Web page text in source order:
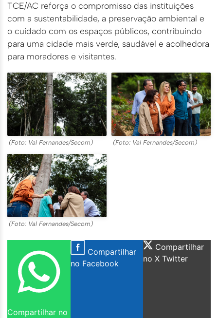
TCE/AC reforça o compromisso das instituições
com a sustentabilidade, a preservação ambiental e
o cuidado com os espaços públicos, contribuindo
para uma cidade mais verde, saudável e acolhedora
para moradores e visitantes.
(Foto: Val Fernandes/Secom) (Foto: Val Fernandes/Secom)
(Foto: Val Fernandes/Secom)
Compartilhar no
Compartilhar
no Facebook
Compartilhar
no X Twitter